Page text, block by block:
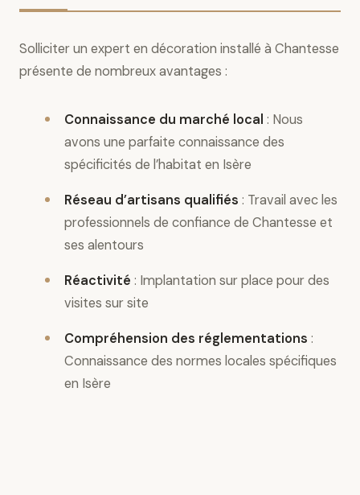
Solliciter un expert en décoration installé à Chantesse
présente de nombreux avantages :
Connaissance du marché local : Nous
avons une parfaite connaissance des
spécificités de l’habitat en Isère
Réseau d’artisans qualifiés : Travail avec les
professionnels de confiance de Chantesse et
ses alentours
Réactivité : Implantation sur place pour des
visites sur site
Compréhension des réglementations :
Connaissance des normes locales spécifiques
en Isère